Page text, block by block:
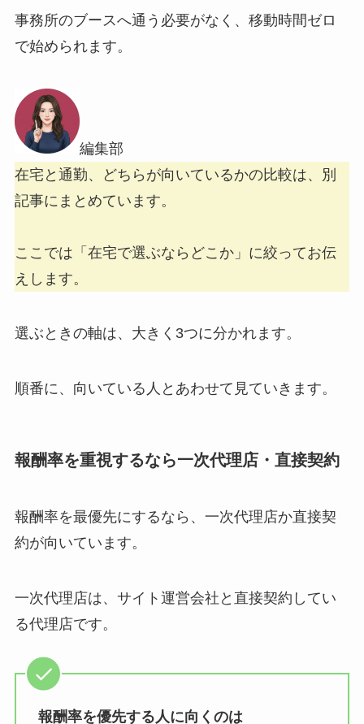
事務所のブースへ通う必要がなく、移動時間ゼロ
で始められます。
編集部
在宅と通勤、どちらが向いているかの比較は、別
記事にまとめています。
ここでは「在宅で選ぶならどこか」に絞ってお伝
えします。
選ぶときの軸は、大きく3つに分かれます。
順番に、向いている人とあわせて見ていきます。
報酬率を重視するなら一次代理店・直接契約
報酬率を最優先にするなら、一次代理店か直接契
約が向いています。
一次代理店は、サイト運営会社と直接契約してい
る代理店です。
報酬率を優先する人に向くのは